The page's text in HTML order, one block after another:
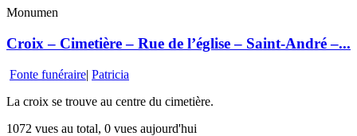
Monumen
Croix – Cimetière – Rue de l’église – Saint-André –...
Fonte funéraire| Patricia
La croix se trouve au centre du cimetière.
1072 vues au total, 0 vues aujourd'hui